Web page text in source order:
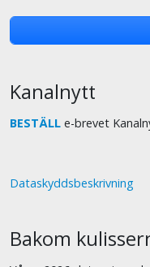
Kanalnytt
BESTÄLL e-brevet
Dataskyddsbeskrivning
Bakom